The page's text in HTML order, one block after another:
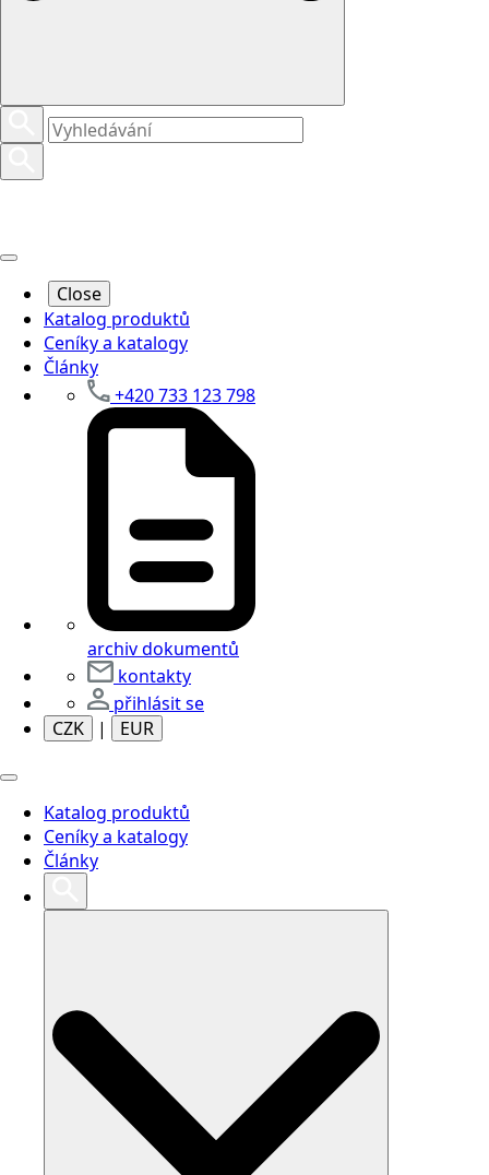
Close
Katalog produktů
Ceníky a katalogy
Články
+420 733 123 798
archiv dokumentů
kontakty
přihlásit se
CZK
| EUR
Katalog produktů
Ceníky a katalogy
Články
Search